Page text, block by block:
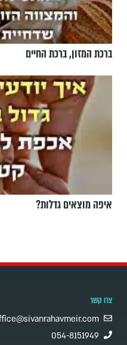
ברכת המזון, ברכת החיים
איפה מוצאים גדלות?
צרו קשר
054-8151949